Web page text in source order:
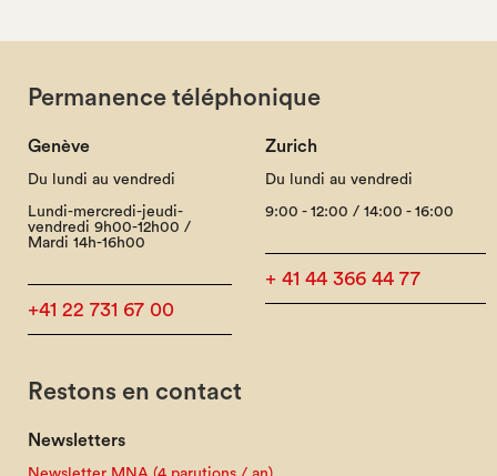
Permanence téléphonique
Genève
Du lundi au vendredi
Lundi-mercredi-jeudi-
vendredi 9h00-12h00 /
Mardi 14h-16h00
+41 22 731 67 00
Zurich
Du lundi au vendredi
9:00 - 12:00 / 14:00 - 16:00
+ 41 44 366 44 77
Restons en contact
Newsletters